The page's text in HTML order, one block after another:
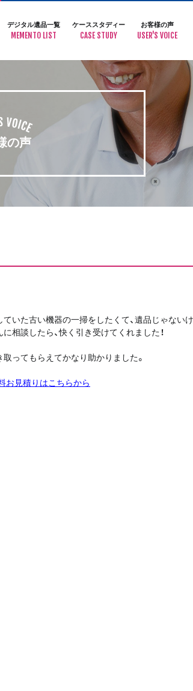
デジタル遺品一覧
MEMENTO LIST
ケーススタディー
CASE STUDY
お客様の声
USER'S VOICE
の声
いた古い機器の一掃をしたくて、遺品じゃない
相談したら、快く引き受けてくれました！
ってもらえてかなり助かりました。
お見積りはこちらから